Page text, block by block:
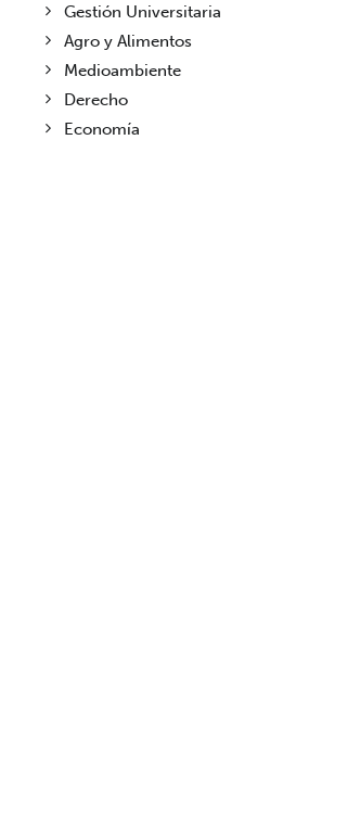
Gestión Universitaria
Agro y Alimentos
Medioambiente
Derecho
Economía